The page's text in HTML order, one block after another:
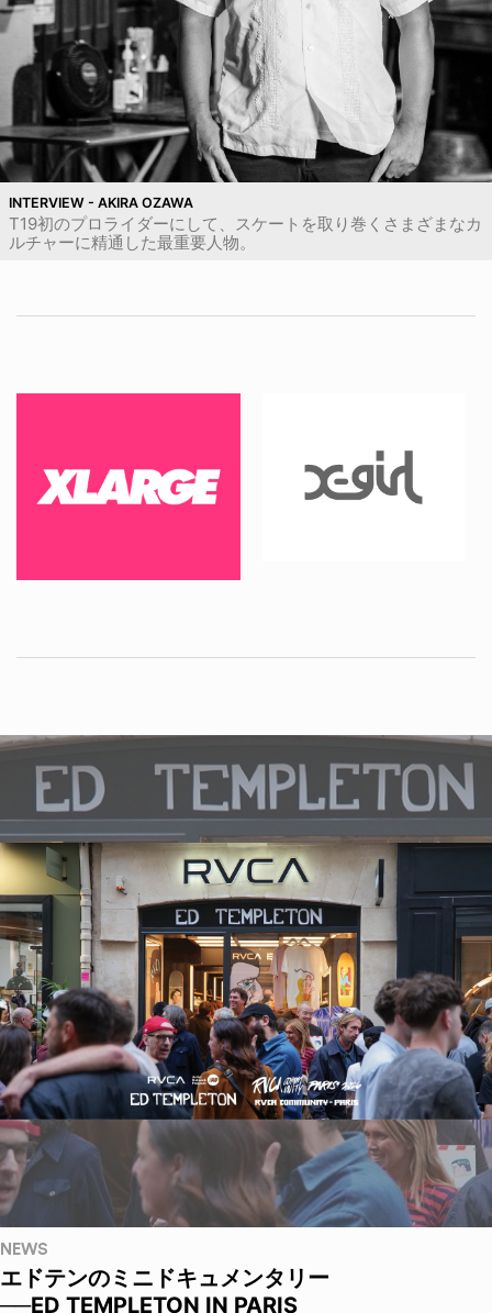
INTERVIEW - AKIRA OZAWA
T19初のプロライダーにして、スケートを取り巻くさまざまなカ
ルチャーに精通した最重要人物。
NEWS
エドテンのミニドキュメンタリー
──ED TEMPLETON IN PARIS